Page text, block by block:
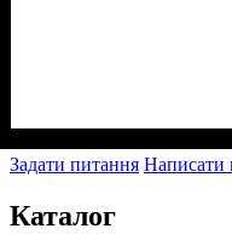
Задати питання Написати
Каталог